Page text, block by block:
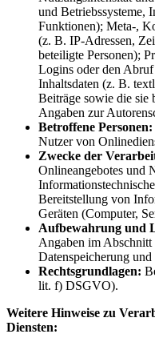
und Betriebssysteme,
Funktionen); Meta-,
(z. B. IP-Adressen,
beteiligte Personen);
Logins oder den
Inhaltsdaten (z. B.
Beiträge sowie die sie
Angaben zur
Betroffene Personen:
Nutzer von
Zwecke der
Onlineangebotes und
Bereitstellung von
Geräten (Computer,
Aufbewahrung und
Angaben im
Datenspeicherung
Rechtsgrundlagen:
lit. f) DSGVO).
Weitere Hinweise zu
Diensten: